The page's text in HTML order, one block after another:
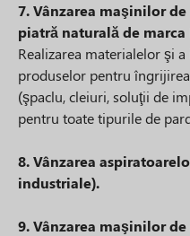
7. Vânzarea maşinilor
piatră naturală de
Realizarea materialelor şi
produselor pentru
(şpaclu, cleiuri, soluţii de
pentru toate tipurile de
8. Vânzarea
industriale).
9. Vânzarea maşinilor